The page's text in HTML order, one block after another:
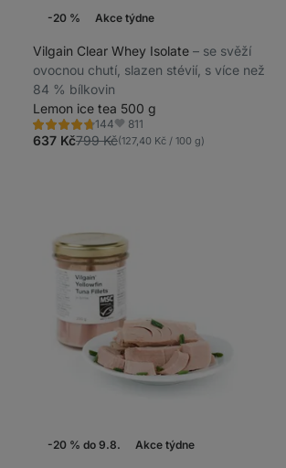
-20 % Akce týdne
Vilgain Clear Whey Isolate ⁠–⁠ se svěží
ovocnou chutí, slazen stévií, s více než
84 % bílkovin
Lemon ice tea 500 g
144
Hodnocení
4.6/5,
144
Oblíbené
811
637 Kč799 Kč(127,40 Kč / 100 g)
-20 % do 9.8. Akce týdne